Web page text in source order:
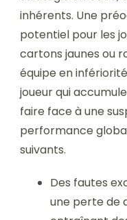
inhérents. Une
potentiel pour les
cartons jaunes ou
équipe en
joueur qui
faire face à une
performance
suivants.
Des fautes
une perte de